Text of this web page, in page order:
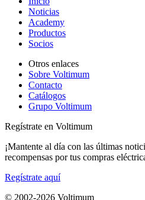
Noticias
Academy
Productos
Socios
Otros enlaces
Sobre Voltimum
Contacto
Catálogos
Grupo Voltimum
Regístrate en Voltimum
¡Mantente al día con las últimas
recompensas por tus compras
Regístrate aquí
© 2002-2026 Voltimum